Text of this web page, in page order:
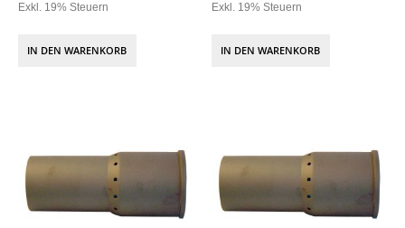
Exkl. 19% Steuern
IN DEN WARENKORB
Exkl. 19% Steuern
IN DEN WARENKORB